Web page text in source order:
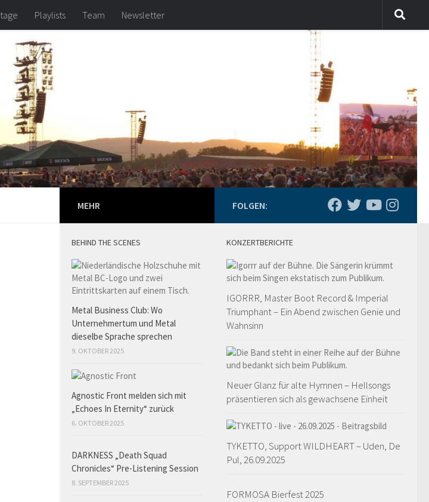
Playlists Team Newsletter
FOLGEN:
KONZERTBERICHTE
IGORRR, Master Boot Record & Imperial
Triumphant – Ein Abend zwischen Genie und
Wahnsinn
Neuer Glanz für alte Hymnen – Hellsongs
präsentieren sich als gewachsene Einheit
TYKETTO, Support WILDHEART – Uden, De
Pul, 26.09.2025
FORMOSA Bierfest 2025
MEHR
BEHIND THE SCENES
Metal Business Club: Wo
Unternehmertum und Metal
dieselbe Sprache sprechen
9. OKTOBER 2025
Agnostic Front melden sich mit
„Echoes In Eternity“ zurück
6. OKTOBER 2025
DARKNESS „Death Squad
Chronicles“ Pre-Listening Session
8. SEPTEMBER 2025